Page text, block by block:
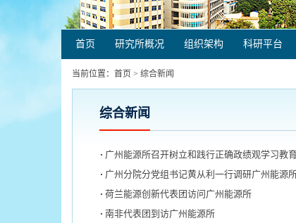
首页 研究所概况 组织架构 科研平台
当前位置： 首页 > 综合新闻
综合新闻
广州能源所召开树立和践行正确政绩观学习教
广州分院分党组书记黄从利一行调研广州能源
荷兰能源创新代表团访问广州能源所
南非代表团到访广州能源所